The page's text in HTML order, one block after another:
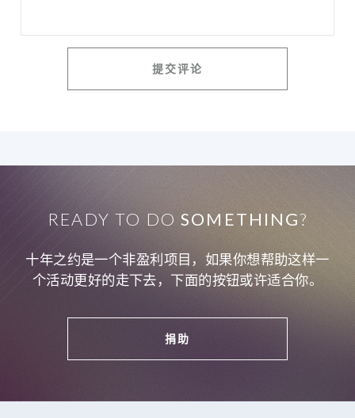
READY TO DOSOMETHING?
十年之约是一个非盈利项目，如果你想帮助这样一
个活动更好的走下去，下面的按钮或许适合你。
捐助